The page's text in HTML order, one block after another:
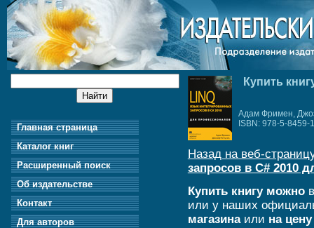
Главная страница
Каталог книг
Расширенный поиск
Об издательстве
Контакт
Для авторов
Купить
Адам Фримен,
ISBN: 978-5-8459-
Назад на веб-
запросов в C# 2010
Купить книгу можнов
или у наших
магазинаили на